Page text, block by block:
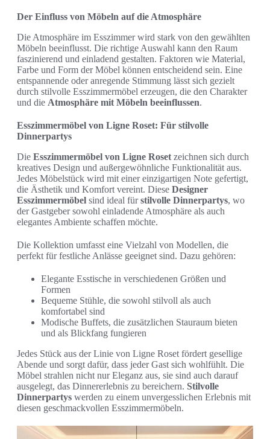
Der Einfluss von Möbeln auf die Atmosphäre
Die Atmosphäre im Esszimmer wird stark von den gewählten
Möbeln beeinflusst. Die richtige Auswahl kann den Raum
faszinierend und einladend gestalten. Faktoren wie Material,
Farbe und Form der Möbel können entscheidend sein. Eine
entspannende oder anregende Stimmung lässt sich gezielt
durch stilvolle Esszimmermöbel erzeugen, die den Charakter
und die Atmosphäre mit Möbeln beeinflussen.
Esszimmermöbel von Ligne Roset: Für stilvolle
Dinnerpartys
Die Esszimmermöbel von Ligne Roset zeichnen sich durch
kreatives Design und außergewöhnliche Funktionalität aus.
Jedes Möbelstück wird mit einer einzigartigen Note gefertigt,
die Ästhetik und Komfort vereint. Diese Designer
Esszimmermöbel sind ideal fürstilvolle Dinnerpartys, wo
der Gastgeber sowohl einladende Atmosphäre als auch
elegantes Ambiente schaffen möchte.
Die Kollektion umfasst eine Vielzahl von Modellen, die
perfekt für festliche Anlässe geeignet sind. Dazu gehören:
Elegante Esstische in verschiedenen Größen und
Formen
Bequeme Stühle, die sowohl stilvoll als auch
komfortabel sind
Modische Buffets, die zusätzlichen Stauraum bieten
und als Blickfang fungieren
Jedes Stück aus der Linie von Ligne Roset fördert gesellige
Abende und sorgt dafür, dass jeder Gast sich wohlfühlt. Die
Möbel strahlen nicht nur Eleganz aus, sie sind auch darauf
ausgelegt, das Dinnererlebnis zu bereichern. Stilvolle
Dinnerpartys werden zu einem unvergesslichen Erlebnis mit
diesen geschmackvollen Esszimmermöbeln.